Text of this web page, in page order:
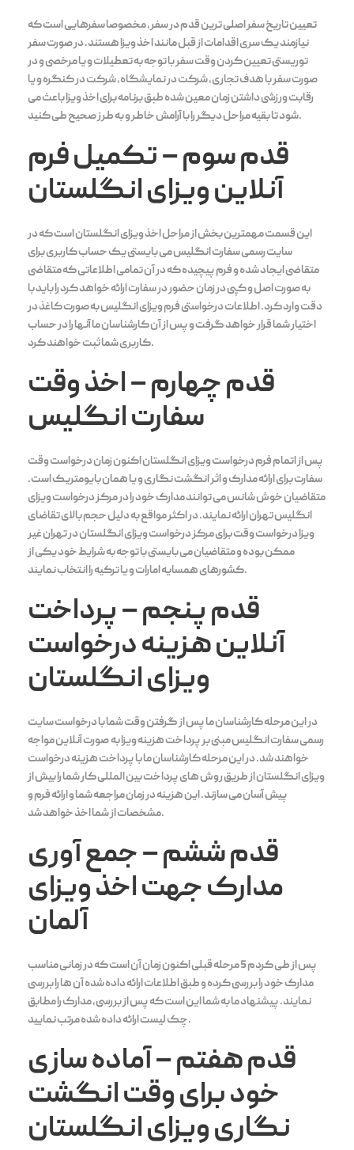
تعیین تاریخ سفر اصلی ترین قدم در سفر، مخصوصا سفرهایی است که
نیازمند یک سری اقدامات از قبل مانند اخذ ویزا هستند. در صورت سفر
توریستی تعیین کردن وقت سفر با توجه به تعطیلات و یا مرخصی و در
صورت سفر با هدف تجاری، شرکت در نمایشگاه، شرکت در کنگره و یا
رقابت ورزشی داشتن زمان معین شده طبق برنامه برای اخذ ویزا باعث می
شود تا بقیه مراحل دیگر را با آرامش خاطر و به طرز صحیح طی کنید.
قدم سوم– تکمیل فرم
آنلاین ویزای انگلستان
این قسمت مهمترین بخش از مراحل اخذ ویزای انگلستان است که در
سایت رسمی سفارت انگلیس می بایستی یک حساب کاربری برای
متقاضی ایجاد شده و فرم پیچیده که در آن تمامی اطلاعاتی که متقاضی
به صورت اصل و کپی در زمان حضور در سفارت ارائه خواهد کرد را باید با
دقت وارد کرد. اطلاعات درخواستی فرم ویزای انگلیس به صورت کاغذ در
اختیار شما قرار خواهد گرفت و پس از آن کارشناسان ما آنها را در حساب
کاربری شما ثبت خواهند کرد.
قدم چهارم–اخذ وقت
سفارت انگلیس
پس از اتمام فرم درخواست ویزای انگلستان اکنون زمان درخواست وقت
سفارت برای ارائه مدارک و اثر انگشت نگاری و یا همان بایومتریک است.
متقاضیان خوش شانس می توانند مدارک خود را در مرکز درخواست ویزای
انگلیس تهران ارائه نمایند. در اکثر مواقع به دلیل حجم بالای تقاضای
ویزا درخواست وقت برای مرکز درخواست ویزای انگلستان در تهران غیر
ممکن بوده و متقاضیان می بایستی با توجه به شرایط خود یکی از
کشورهای همسایه امارات و یا ترکیه را انتخاب نمایند.
قدم پنجم – پرداخت
آنلاین هزینه درخواست
ویزای انگلستان
در این مرحله کارشناسان ما پس از گرفتن وقت شما با درخواست سایت
رسمی سفارت انگلیس مبنی بر پرداخت هزینه ویزا به صورت آنلاین مواجه
خواهند شد. در این مرحله کارشناسان ما با پرداخت هزینه درخواست
ویزای انگلستان از طریق روش های پرداخت بین المللی کار شما را بیش از
پیش آسان می سازند. این هزینه در زمان مراجعه شما و ارائه فرم و
مشخصات از شما اخذ خواهد شد.
قدم ششم –جمع آوری
مدارک جهت اخذ ویزای
آلمان
پس از طی کردم 5 مرحله قبلی اکنون زمان آن است که در زمانی مناسب
مدارک خود را بررسی کرده و طبق اطلاعات ارائه داده شده آن ها را بررسی
نمایند. پیشنهاد ما به شما این است که پس از بررسی، مدارک را مطابق
چک لیست ارائه داده شده مرتب نمایید.
قدم هفتم–آماده سازی
خود برای وقت انگشت
نگاری ویزای انگلستان